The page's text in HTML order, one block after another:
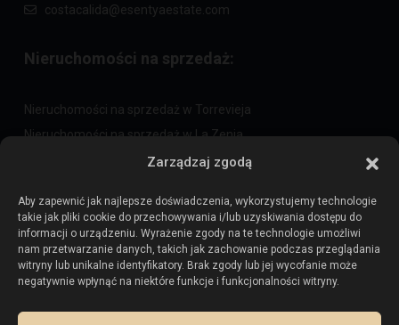
Zarządzaj zgodą
Aby zapewnić jak najlepsze doświadczenia, wykorzystujemy technologie
takie jak pliki cookie do przechowywania i/lub uzyskiwania dostępu do
informacji o urządzeniu. Wyrażenie zgody na te technologie umożliwi
nam przetwarzanie danych, takich jak zachowanie podczas przeglądania
witryny lub unikalne identyfikatory. Brak zgody lub jej wycofanie może
negatywnie wpłynąć na niektóre funkcje i funkcjonalności witryny.
costacalida@esentyaestate.com
Nieruchomości na sprzedaż:
Nieruchomości na sprzedaż w Torrevieja
Nieruchomości na sprzedaż w La Zenia
Nieruchomości na sprzedaż w Cabo Roig
Sprzedaj swoją nieruchomość:
Sprzedaj nieruchomość w La Mata